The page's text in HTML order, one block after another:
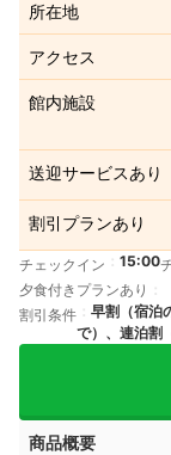
所在地
アクセス
館内施設
送迎サービスあり
割引プランあり
チェックイン 15:00
夕食付きプランあり
割引条件
早割（宿泊
で）、連泊割
商品概要